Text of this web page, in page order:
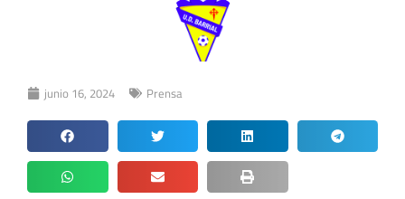
junio 16, 2024 Prensa